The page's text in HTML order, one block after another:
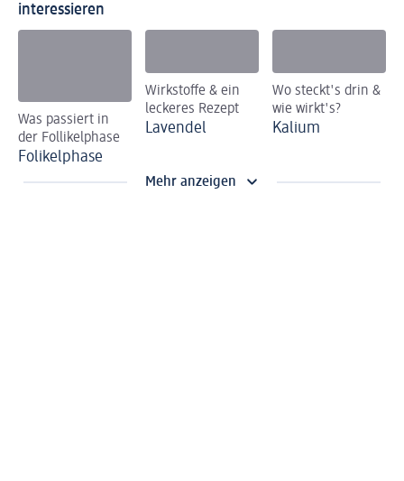
interessieren
Was passiert in
der Follikelphase
Folikelphase
Wirkstoffe & ein
leckeres Rezept
Lavendel
Wo steckt's drin &
wie wirkt's?
Kalium
Mehr anzeigen